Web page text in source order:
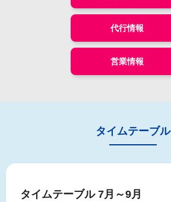
代行情報
営業情報
タイムテーブル
タイムテーブル 7月～9月